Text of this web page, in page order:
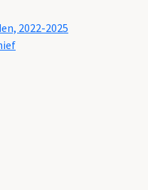
2022-2025